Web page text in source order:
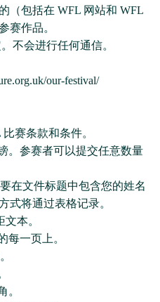
（包括在 WFL 网站和 WFL
赛作品。
不会进行任何通信。
our-festival/
赛条款和条件。
。参赛者可以提交任意数量
在文件标题中包含您的姓名
式将通过表格记录。
本。
每一页上。
。